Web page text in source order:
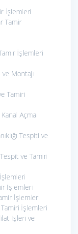
İşlemleri
Tamir
İşlemleri
Montajı
Tamiri
Açma
Tespiti ve
Tespit ve Tamiri
İşlemleri
İşlemleri
İşlemleri
İşleri ve